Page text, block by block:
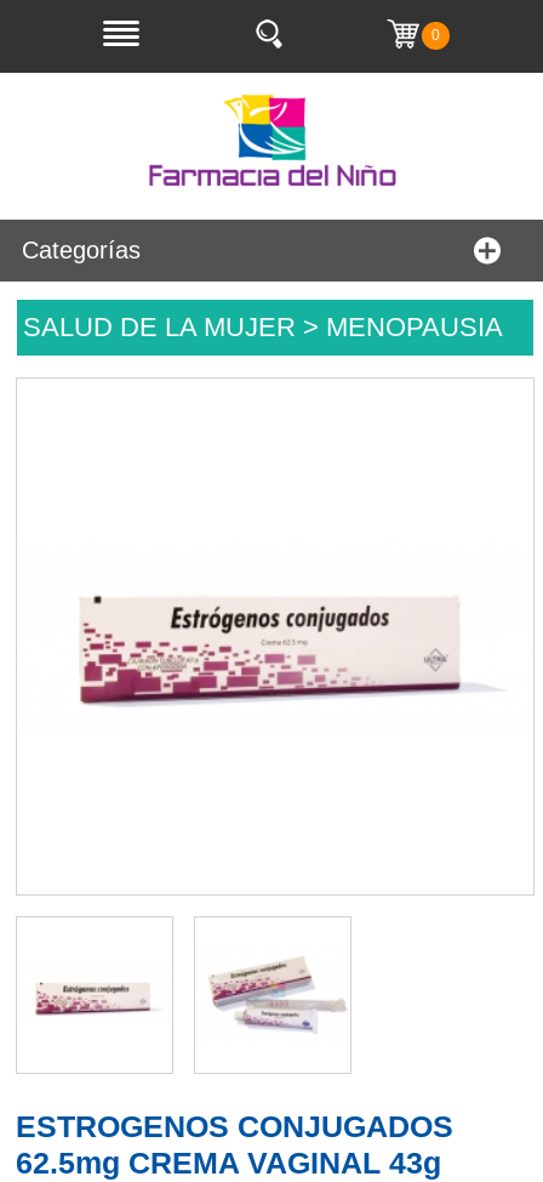
0
Categorías
SALUD DE LA MUJER > MENOPAUSIA
ESTROGENOS CONJUGADOS
62.5mg CREMA VAGINAL 43g